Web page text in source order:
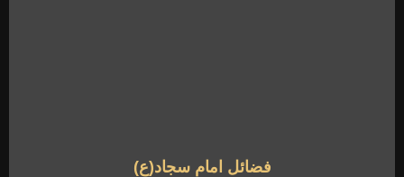
فضائل امام سجاد(ع)